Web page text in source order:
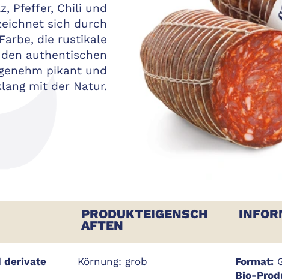
Pfeffer, Chili und
sich durch
die rustikale
authentischen
pikant und
mit der Natur.
derivate
PRODUKTEIGENSCH
AFTEN
Körnung: grob Format:
Bio-